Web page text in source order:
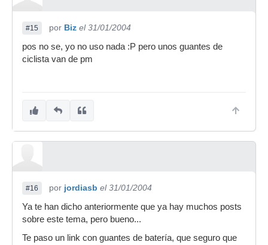
#15 por Biz el 31/01/2004
pos no se, yo no uso nada :P pero unos guantes de
ciclista van de pm
#16 por jordiasb el 31/01/2004
Ya te han dicho anteriormente que ya hay muchos posts
sobre este tema, pero bueno...
Te paso un link con guantes de batería, que seguro que